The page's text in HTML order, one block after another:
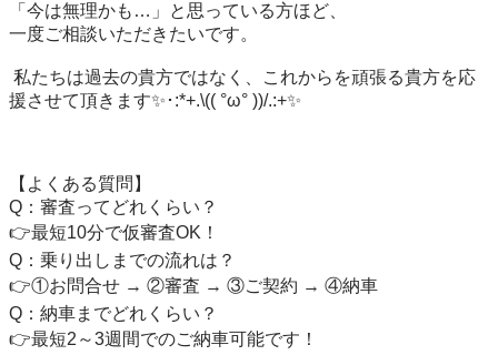
「今は無理かも…」と思っている方ほど、
一度ご相談いただきたいです。
援させて頂きます✨･:*+.\(( °ω° ))/.:+✨
【よくある質問】
Q：審査ってどれくらい？
👉最短10分で仮審査OK！
Q：乗り出しまでの流れは？
👉①お問合せ → ②審査 → ③ご契約 → ④納車
Q：納車までどれくらい？
👉最短2～3週間でのご納車可能です！